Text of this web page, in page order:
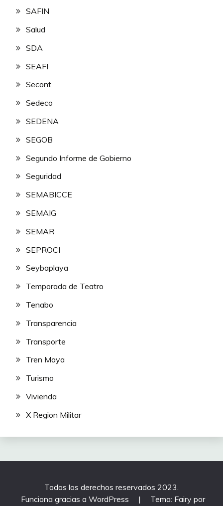
SAFIN
Salud
SDA
SEAFI
Secont
Sedeco
SEDENA
SEGOB
Segundo Informe de Gobierno
Seguridad
SEMABICCE
SEMAIG
SEMAR
SEPROCI
Seybaplaya
Temporada de Teatro
Tenabo
Transparencia
Transporte
Tren Maya
Turismo
Vivienda
X Region Militar
Todos los derechos reservados 2023.
Funciona gracias a WordPress
|
Tema: Fairy por